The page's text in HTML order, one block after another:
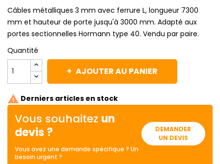
Câbles métalliques 3 mm avec ferrure L, longueur 7300
mm et hauteur de porte jusqu'à 3000 mm. Adapté aux
portes sectionnelles Hormann type 40. Vendu par paire.
Quantité
AJOUTER AU PANIER
 Derniers articles en stock
Vous souhaitez un
devis ?
Vous avez une demande spécifique ? Un
besoin urgent ?
DEMANDER
UN DEVIS